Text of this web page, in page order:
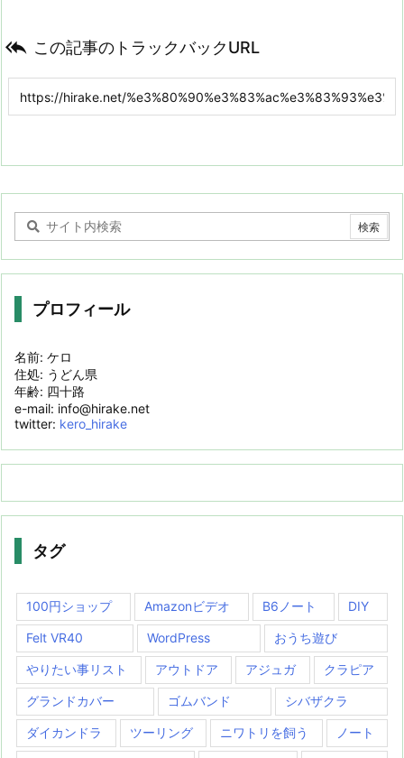
 この記事のトラックバックURL
プロフィール
名前: ケロ
住処: うどん県
年齢: 四十路
e-mail: info@hirake.net
twitter: kero_hirake
タグ
100円ショップ Amazonビデオ B6ノート DIY
Felt VR40 WordPress おうち遊び
やりたい事リスト アウトドア アジュガ クラピア
グランドカバー ゴムバンド シバザクラ
ダイカンドラ ツーリング ニワトリを飼う ノート